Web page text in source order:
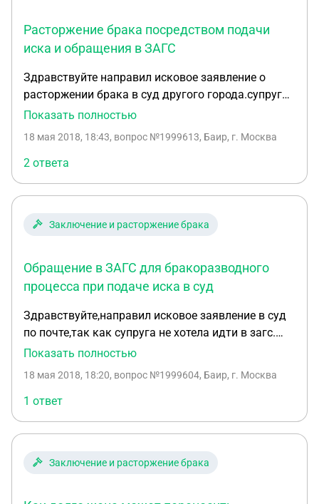
Расторжение брака посредством подачи
иска и обращения в ЗАГС
Здравствуйте направил исковое заявление о
расторжении брака в суд другого города.супруга
приехала и хочет развестись через загс,нужно ли
находится заявление в случае подачи заявления в
загс
Показать полностью
18 мая 2018, 18:43, вопрос №1999613, Баир, г. Москва
2 ответа
Заключение и расторжение брака
Обращение в ЗАГС для бракоразводного
процесса при подаче иска в суд
Здравствуйте,направил исковое заявление в суд
по почте,так как супруга не хотела идти в загс.
Проживаем в разных городах.хочет приехать и
обратимся в загс,то что делать с исковым
заявлением которое находится в суде
Показать полностью
18 мая 2018, 18:20, вопрос №1999604, Баир, г. Москва
1 ответ
Заключение и расторжение брака